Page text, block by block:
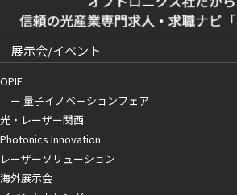
展示会/イベント
OPIE
ー 量子イノベーションフェア
光・レーザー関西
Photonics Innovation
レーザーソリューション
海外展示会